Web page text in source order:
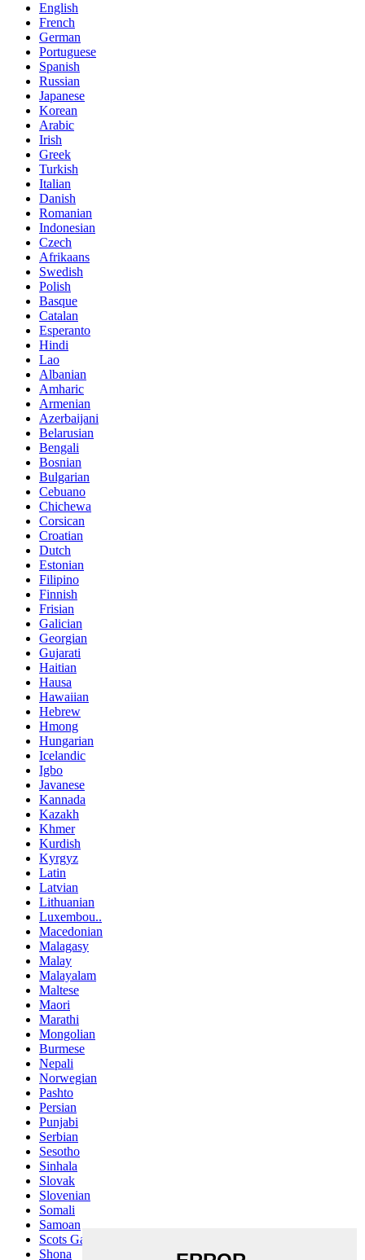
English
French
German
Portuguese
Spanish
Russian
Japanese
Korean
Arabic
Irish
Greek
Turkish
Italian
Danish
Romanian
Indonesian
Czech
Afrikaans
Swedish
Polish
Basque
Catalan
Esperanto
Hindi
Lao
Albanian
Amharic
Armenian
Azerbaijani
Belarusian
Bengali
Bosnian
Bulgarian
Cebuano
Chichewa
Corsican
Croatian
Dutch
Estonian
Filipino
Finnish
Frisian
Galician
Georgian
Gujarati
Haitian
Hausa
Hawaiian
Hebrew
Hmong
Hungarian
Icelandic
Igbo
Javanese
Kannada
Kazakh
Khmer
Kurdish
Kyrgyz
Latin
Latvian
Lithuanian
Luxembou..
Macedonian
Malagasy
Malay
Malayalam
Maltese
Maori
Marathi
Mongolian
Burmese
Nepali
Norwegian
Pashto
Persian
Punjabi
Serbian
Sesotho
Sinhala
Slovak
Slovenian
Somali
Samoan
Scots Gaelic
Shona